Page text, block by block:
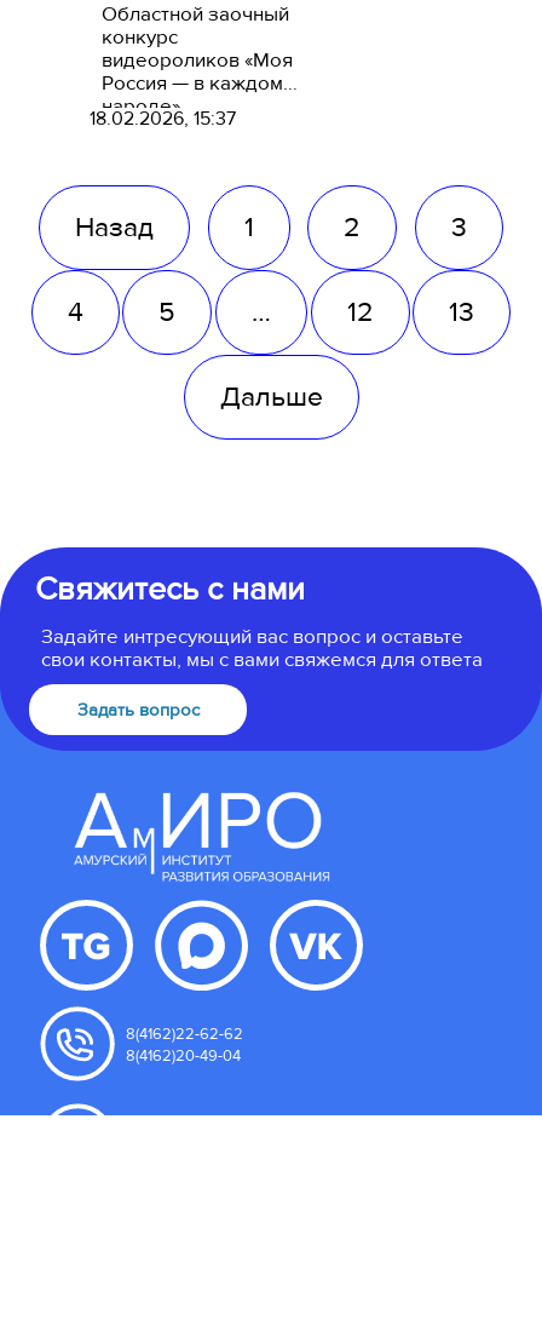
Областной заочный
конкурс
видеороликов «Моя
Россия — в каждом
народе»
18.02.2026, 15:37
Назад 1 2 3
4 5 … 12 13
Дальше
Свяжитесь с нами
Задайте интресующий вас вопрос и оставьте
свои контакты, мы с вами свяжемся для ответа
Задать вопрос
8(4162)22-62-62
8(4162)20-49-04